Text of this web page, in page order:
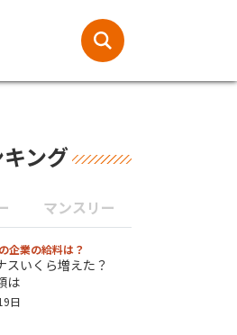
ング
マンスリー
企業の給料は？
スいくら増えた？
は
日